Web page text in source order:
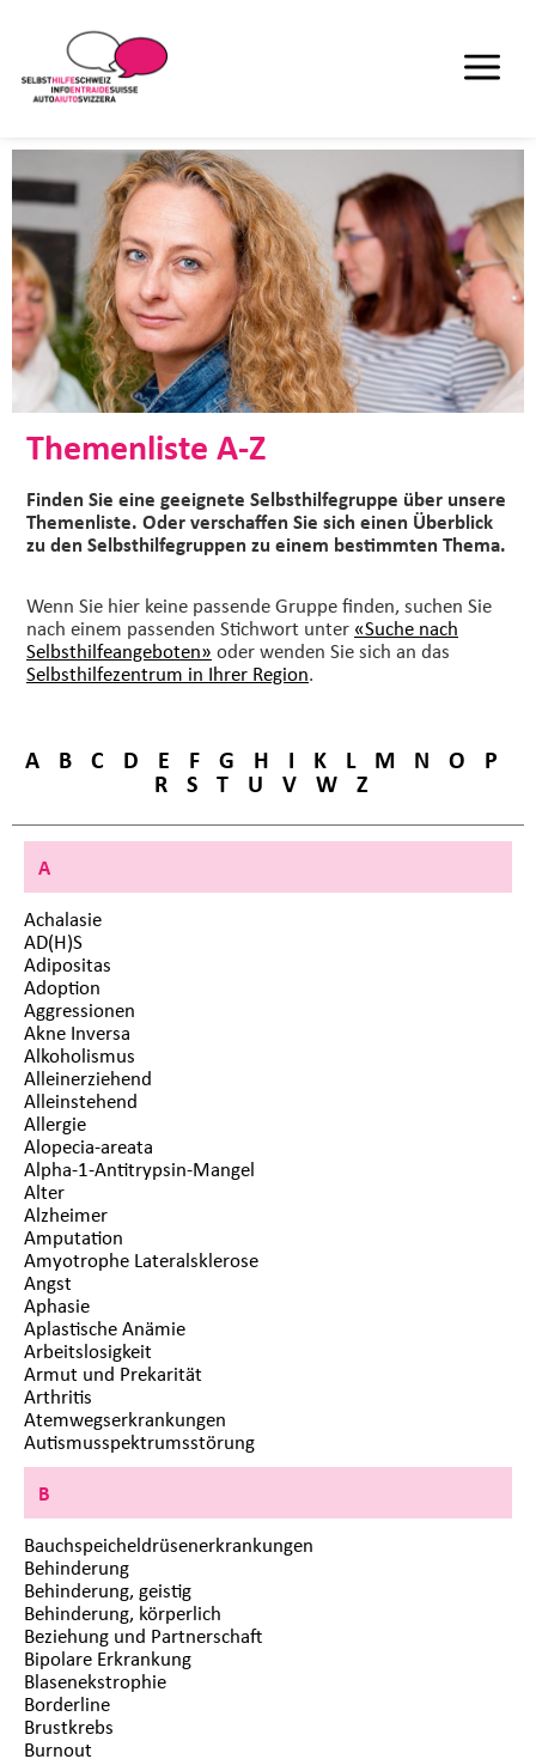
Themenliste A-Z
Finden Sie eine geeignete Selbsthilfegruppe über unsere
Themenliste. Oder verschaffen Sie sich einen Überblick
zu den Selbsthilfegruppen zu einem bestimmten Thema.
Wenn Sie hier keine passende Gruppe finden, suchen Sie
nach einem passenden Stichwort unter «Suche nach
Selbsthilfeangeboten» oder wenden Sie sich an das
Selbsthilfezentrum in Ihrer Region.
A B C D E F G H I K L M N O P
R S T U V W Z
A
Achalasie
AD(H)S
Adipositas
Adoption
Aggressionen
Akne Inversa
Alkoholismus
Alleinerziehend
Alleinstehend
Allergie
Alopecia-areata
Alpha-1-Antitrypsin-Mangel
Alter
Alzheimer
Amputation
Amyotrophe Lateralsklerose
Angst
Aphasie
Aplastische Anämie
Arbeitslosigkeit
Armut und Prekarität
Arthritis
Atemwegserkrankungen
Autismusspektrumsstörung
B
Bauchspeicheldrüsenerkrankungen
Behinderung
Behinderung, geistig
Behinderung, körperlich
Beziehung und Partnerschaft
Bipolare Erkrankung
Blasenekstrophie
Borderline
Brustkrebs
Burnout